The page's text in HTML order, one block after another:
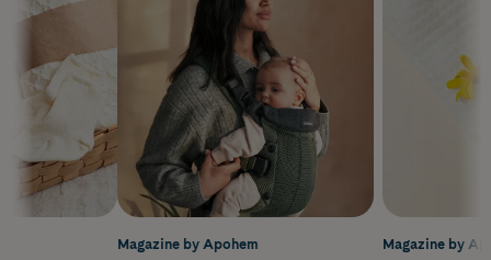
Magazine by
Magazine by Apohem